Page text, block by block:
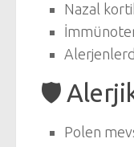
Nazal
🛡️
Polen